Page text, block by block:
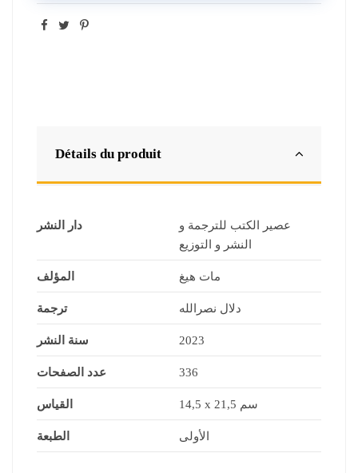
Détails du produit
دار النشر
عصير الكتب للترجمة و
النشر و التوزيع
المؤلف مات هيغ
ترجمة دلال نصرالله
سنة النشر 2023
عدد الصفحات 336
القياس 14,5 x 21,5 سم
الطبعة الأولى